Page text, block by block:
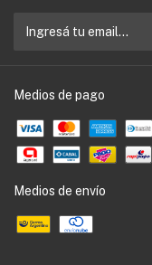
Medios de pago
Medios de envío